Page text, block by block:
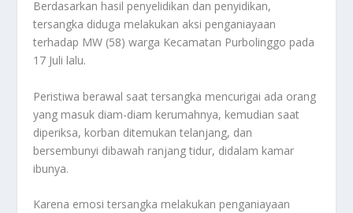
Berdasarkan hasil penyelidikan dan penyidikan,
tersangka diduga melakukan aksi penganiayaan
terhadap MW (58) warga Kecamatan Purbolinggo pada
17 Juli lalu.
Peristiwa berawal saat tersangka mencurigai ada orang
yang masuk diam-diam kerumahnya, kemudian saat
diperiksa, korban ditemukan telanjang, dan
bersembunyi dibawah ranjang tidur, didalam kamar
ibunya.
Karena emosi tersangka melakukan penganiayaan